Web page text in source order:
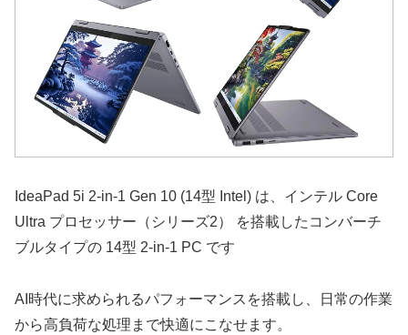
IdeaPad 5i 2-in-1 Gen 10 (14型 Intel) は、インテル Core
Ultra プロセッサー（シリーズ2） を搭載したコンバーチ
ブルタイプの 14型 2-in-1 PC です
AI時代に求められるパフォーマンスを搭載し、日常の作業
から高負荷な処理まで快適にこなせます。